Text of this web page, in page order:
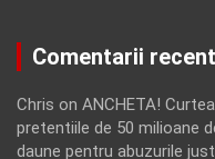
Comentarii
Chris on ANCHETA!
pretentiile de 50 milioane
daune pentru abuzurile